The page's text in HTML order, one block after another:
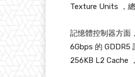
Texture Units ，
記憶體控制器方面
6Gbps 的 GDDR5
256KB L2 Cache